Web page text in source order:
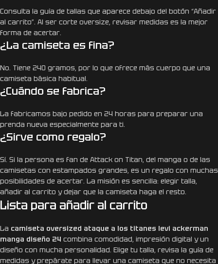
Consulta la guía de tallas que aparece debajo del botón “Añadir
al carrito”. Al ser corte oversize, revisar medidas es la mejor
forma de acertar.
¿La camiseta es fina?
No. Tiene 240 gramos, por lo que ofrece más cuerpo que una
camiseta básica habitual.
¿Cuándo se fabrica?
La fabricamos bajo pedido en 24 horas para preparar una
prenda nueva especialmente para ti.
¿Sirve como regalo?
Sí. Si la persona es fan de Attack on Titan, del manga o de las
camisetas con estampados grandes, es un regalo con muchas
posibilidades de acertar. La misión es sencilla: elegir talla,
añadir al carrito y dejar que la camiseta haga el resto.
Lista para añadir al carrito
La camiseta oversized ataque a los titanes levi ackerman
manga diseño 24 combina comodidad, impresión digital y un
diseño con mucha personalidad. Elige tu talla, revisa la guía de
medidas y prepárate para llevar una camiseta que no necesita